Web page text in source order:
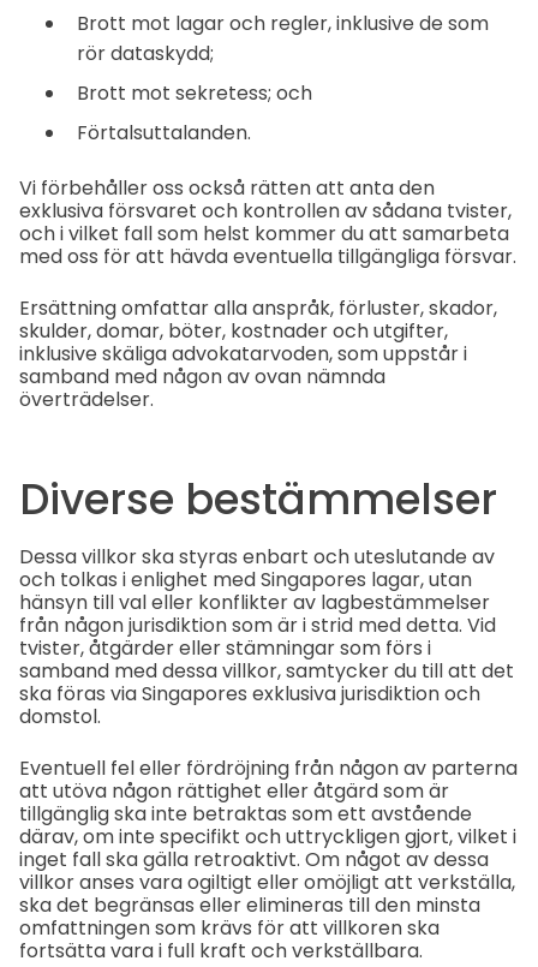
Brott mot lagar och regler, inklusive de som
rör dataskydd;
Brott mot sekretess; och
Förtalsuttalanden.
Vi förbehåller oss också rätten att anta den
exklusiva försvaret och kontrollen av sådana tvister,
och i vilket fall som helst kommer du att samarbeta
med oss för att hävda eventuella tillgängliga försvar.
Ersättning omfattar alla anspråk, förluster, skador,
skulder, domar, böter, kostnader och utgifter,
inklusive skäliga advokatarvoden, som uppstår i
samband med någon av ovan nämnda
överträdelser.
Diverse bestämmelser
Dessa villkor ska styras enbart och uteslutande av
och tolkas i enlighet med Singapores lagar, utan
hänsyn till val eller konflikter av lagbestämmelser
från någon jurisdiktion som är i strid med detta. Vid
tvister, åtgärder eller stämningar som förs i
samband med dessa villkor, samtycker du till att det
ska föras via Singapores exklusiva jurisdiktion och
domstol.
Eventuell fel eller fördröjning från någon av parterna
att utöva någon rättighet eller åtgärd som är
tillgänglig ska inte betraktas som ett avstående
därav, om inte specifikt och uttryckligen gjort, vilket i
inget fall ska gälla retroaktivt. Om något av dessa
villkor anses vara ogiltigt eller omöjligt att verkställa,
ska det begränsas eller elimineras till den minsta
omfattningen som krävs för att villkoren ska
fortsätta vara i full kraft och verkställbara.